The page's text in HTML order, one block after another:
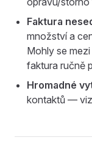
Faktura
množství a
Mohly se
faktura ručně
Hromadné
kontaktů — viz